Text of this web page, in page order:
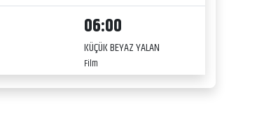
06:00
KÜÇÜK BEYAZ YALAN
Film